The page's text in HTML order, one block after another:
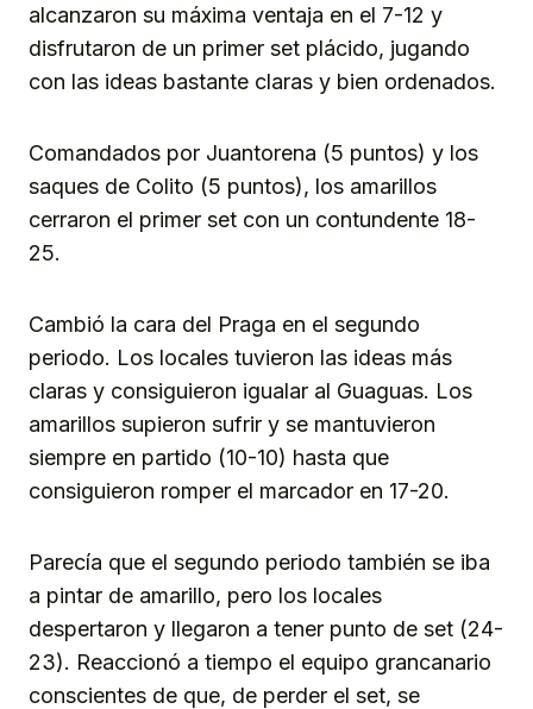
alcanzaron su máxima ventaja en el 7-12 y
disfrutaron de un primer set plácido, jugando
con las ideas bastante claras y bien ordenados.
Comandados por Juantorena (5 puntos) y los
saques de Colito (5 puntos), los amarillos
cerraron el primer set con un contundente 18-
25.
Cambió la cara del Praga en el segundo
periodo. Los locales tuvieron las ideas más
claras y consiguieron igualar al Guaguas. Los
amarillos supieron sufrir y se mantuvieron
siempre en partido (10-10) hasta que
consiguieron romper el marcador en 17-20.
Parecía que el segundo periodo también se iba
a pintar de amarillo, pero los locales
despertaron y llegaron a tener punto de set (24-
23). Reaccionó a tiempo el equipo grancanario
conscientes de que, de perder el set, se